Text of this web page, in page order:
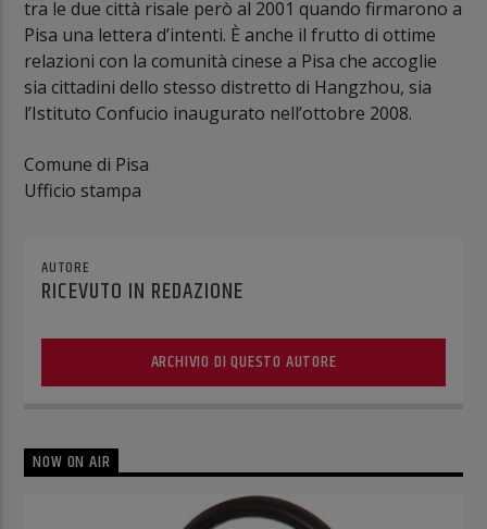
tra le due città risale però al 2001 quando firmarono a
Pisa una lettera d’intenti. È anche il frutto di ottime
relazioni con la comunità cinese a Pisa che accoglie
sia cittadini dello stesso distretto di Hangzhou, sia
l’Istituto Confucio inaugurato nell’ottobre 2008.
Comune di Pisa
Ufficio stampa
AUTORE
RICEVUTO IN REDAZIONE
ARCHIVIO DI QUESTO AUTORE
NOW ON AIR